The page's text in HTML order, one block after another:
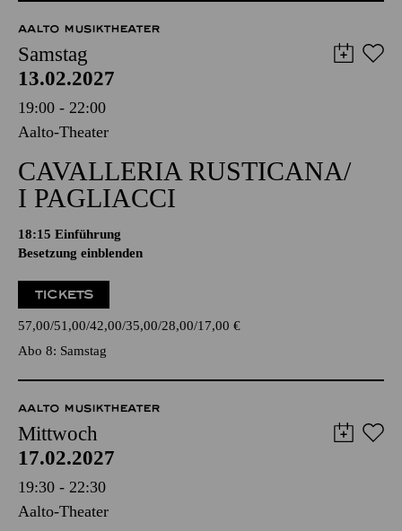
AALTO MUSIKTHEATER
Samstag
13.02.2027
19:00 - 22:00
Aalto-Theater
CAVALLERIA RUSTICANA/
I PAGLIACCI
18:15 Einführung
Besetzung einblenden
TICKETS
57,00 51,00 42,00 35,00 28,00 17,00 €
Abo 8: Samstag
AALTO MUSIKTHEATER
Mittwoch
17.02.2027
19:30 - 22:30
Aalto-Theater